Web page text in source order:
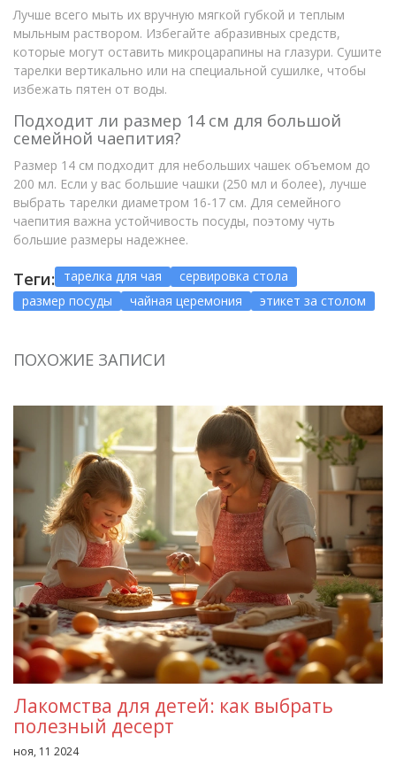
Лучше всего мыть их вручную мягкой губкой и теплым
мыльным раствором. Избегайте абразивных средств,
которые могут оставить микроцарапины на глазури. Сушите
тарелки вертикально или на специальной сушилке, чтобы
избежать пятен от воды.
Подходит ли размер 14 см для большой
семейной чаепития?
Размер 14 см подходит для небольших чашек объемом до
200 мл. Если у вас большие чашки (250 мл и более), лучше
выбрать тарелки диаметром 16-17 см. Для семейного
чаепития важна устойчивость посуды, поэтому чуть
большие размеры надежнее.
Теги: тарелка для чая
сервировка стола
размер посуды
чайная церемония этикет за столом
ПОХОЖИЕ ЗАПИСИ
Лакомства для детей: как выбрать
полезный десерт
ноя, 11 2024